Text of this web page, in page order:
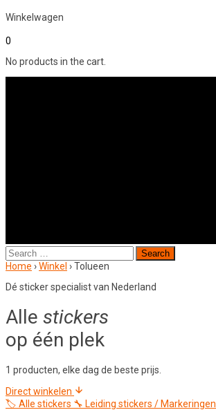
Winkelwagen
0
No products in the cart.
Search
for:
Home ›Winkel ›Tolueen
Dé sticker specialist van Nederland
Alle stickers
op één plek
1 producten, elke dag de beste prijs.
Direct winkelen
🏷️ Alle stickers 🔧 Leiding stickers / Markeringen